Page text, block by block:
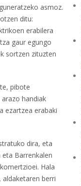
asmoz.
ditu:
erabilera
gaur egungo
sortzen zituzten
pibote
handiak
ezartzea erabaki
dira, eta
Barrenkalen
Hala
berri